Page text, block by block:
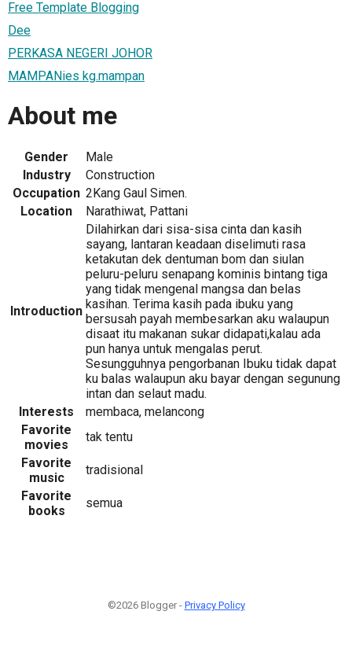
Free Template Blogging
Dee
PERKASA NEGERI JOHOR
MAMPANies kg.mampan
About me
Gender
Male
Industry
Construction
Occupation 2Kang Gaul Simen.
Location
Narathiwat, Pattani
Introduction
Dilahirkan dari sisa-sisa cinta dan kasih
sayang, lantaran keadaan diselimuti rasa
ketakutan dek dentuman bom dan siulan
peluru-peluru senapang kominis bintang tiga
yang tidak mengenal mangsa dan belas
kasihan. Terima kasih pada ibuku yang
bersusah payah membesarkan aku walaupun
disaat itu makanan sukar didapati,kalau ada
pun hanya untuk mengalas perut.
Sesungguhnya pengorbanan Ibuku tidak dapat
ku balas walaupun aku bayar dengan segunung
intan dan selaut madu.
Interests
membaca, melancong
Favorite
movies
tak tentu
Favorite
music
tradisional
Favorite
books
semua
©2026 Blogger - Privacy Policy